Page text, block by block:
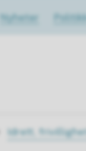
Nyheter
Idrett,